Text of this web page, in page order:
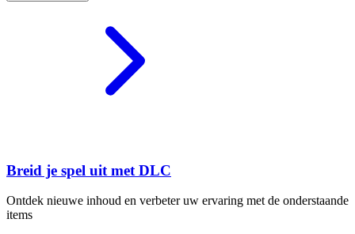
Breid je spel uit met DLC
Ontdek nieuwe inhoud en verbeter uw ervaring met de onderstaande
items